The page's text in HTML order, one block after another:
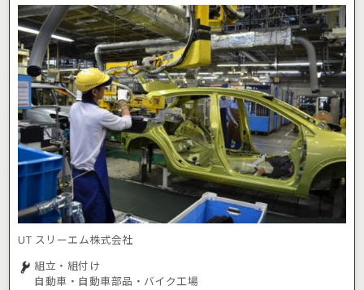
UT スリーエム株式会社
組立・組付け
自動車・自動車部品・バイク工場